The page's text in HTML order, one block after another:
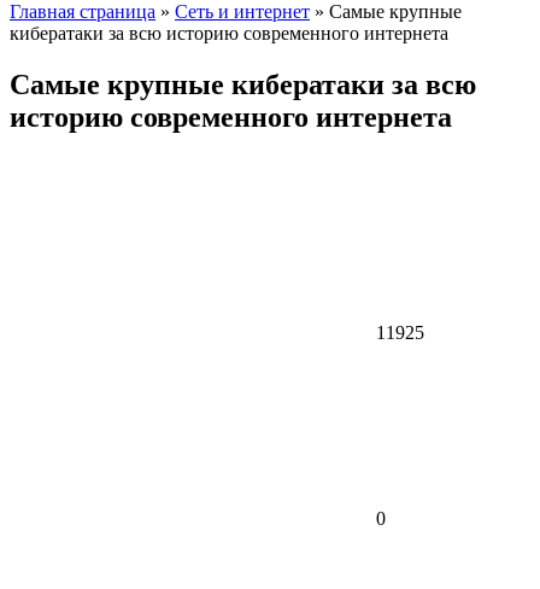
Главная страница » Сеть и интернет » Самые крупные
кибератаки за всю историю современного интернета
Самые крупные кибератаки за всю
историю современного интернета
11925
0